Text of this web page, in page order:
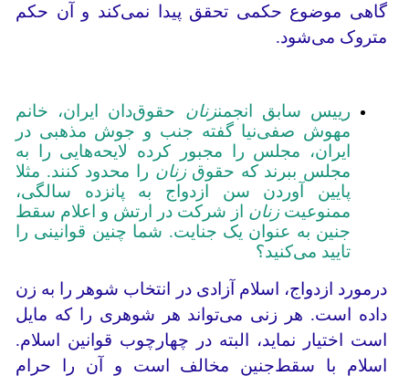
گاهی موضوع حکمی تحقق پیدا نمی‌کند و آن حکم
متروک می‌شود.
رییس سابق انجمنزنان حقوق‌دان ایران، خانم
مهوش صفی‌نیا گفته جنب و جوش مذهبی در
ایران، مجلس را مجبور کرده لایحه‌هایی را به
مجلس ببرند که حقوقزنان را محدود کنند. مثلا
پایین آوردن سن ازدواج به پانزده سالگی،
ممنوعیت زنان از شرکت در ارتش و اعلام سقط
جنین به عنوان یک جنایت. شما چنین قوانینی را
تایید می‌کنید؟
درمورد ازدواج، اسلام آزادی در انتخاب شوهر را به زن
داده است. هر زنی می‌تواند هر شوهری را که مایل
است اختیار نماید، البته در چهارچوب قوانین اسلام.
اسلام با سقط‌جنین مخالف است و آن را حرام